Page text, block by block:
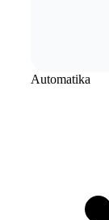
Automatika